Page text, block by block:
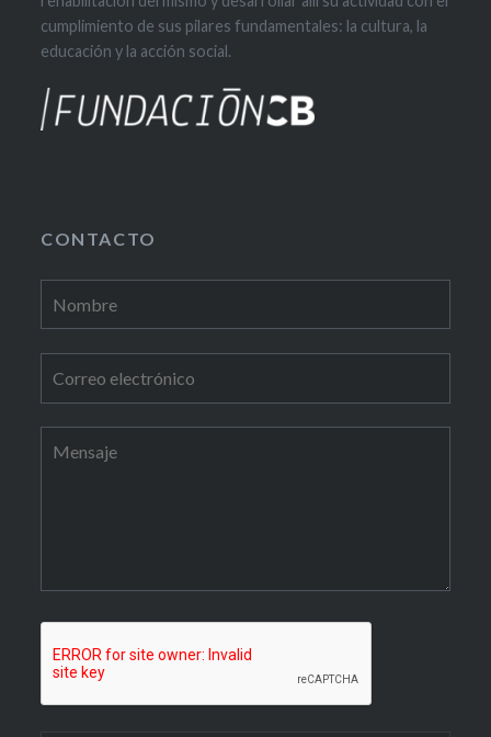
cumplimiento de sus pilares fundamentales: la cultura, la
educación y la acción social.
CONTACTO